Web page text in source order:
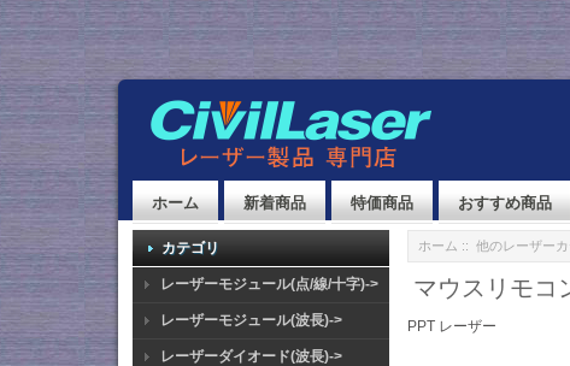
ホーム 新着商品 特価商品 おすすめ商品
カテゴリ
レーザーモジュール(点/線/十字)->
レーザーモジュール(波長)->
レーザーダイオード(波長)->
ホーム :: 他のレーザーカ
マウスリモコ
PPT レーザー